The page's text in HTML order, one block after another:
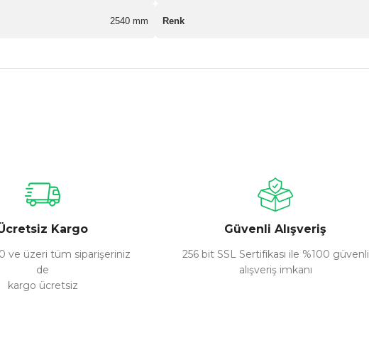
2540 mm Renk
Kargo
ve üzeri tüm siparişeriniz
de
kargo ücretsiz
Güvenli Alışveriş
256 bit SSL Sertifikası ile %100 güvenli
alışveriş imkanı